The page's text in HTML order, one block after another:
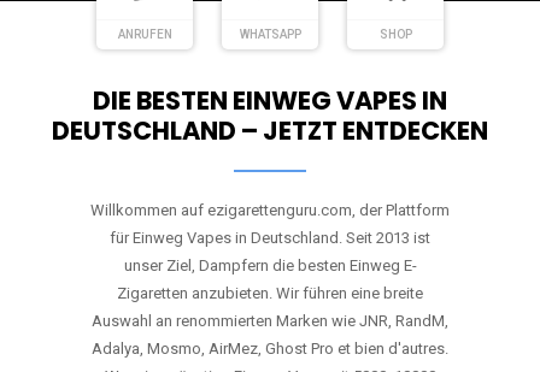
ANRUFEN WHATSAPP SHOP
DIE BESTEN EINWEG VAPES IN
DEUTSCHLAND – JETZT ENTDECKEN
Willkommen auf ezigarettenguru.com, der Plattform
für Einweg Vapes in Deutschland. Seit 2013 ist
unser Ziel, Dampfern die besten Einweg E-
Zigaretten anzubieten. Wir führen eine breite
Auswahl an renommierten Marken wie JNR, RandM,
Adalya, Mosmo, AirMez, Ghost Pro et bien d'autres.